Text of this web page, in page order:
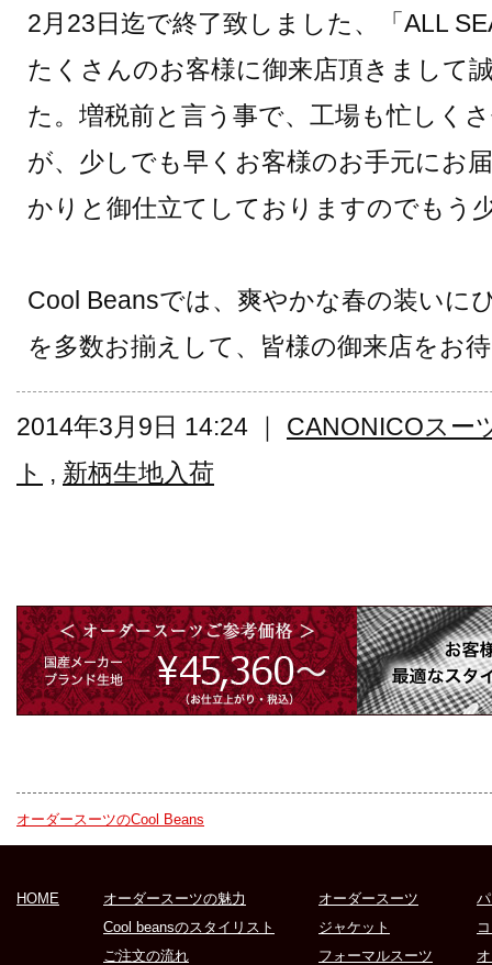
2月23日迄で終了致しました、「ALL
たくさんのお客様に御来店頂きまして
た。増税前と言う事で、工場も忙しく
が、少しでも早くお客様のお手元にお
かりと御仕立てしておりますのでもう
Cool Beansでは、爽やかな春の装いに
を多数お揃えして、皆様の御来店をお
2014年3月9日 14:24 ｜ CANONICOスー
ト , 新柄生地入荷
オーダースーツのCool Beans
HOME
オーダースーツの魅力
Cool beansのスタイリスト
ご注文の流れ
オーダースーツ
ジャケット
フォーマルスーツ